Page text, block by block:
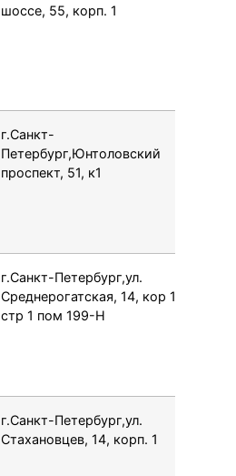
шоссе, 55, корп. 1
г.Санкт-
Петербург,Юнтоловский
проспект, 51, к1
г.Санкт-Петербург,ул.
Среднерогатская, 14, кор 1
стр 1 пом 199-Н
г.Санкт-Петербург,ул.
Стахановцев, 14, корп. 1